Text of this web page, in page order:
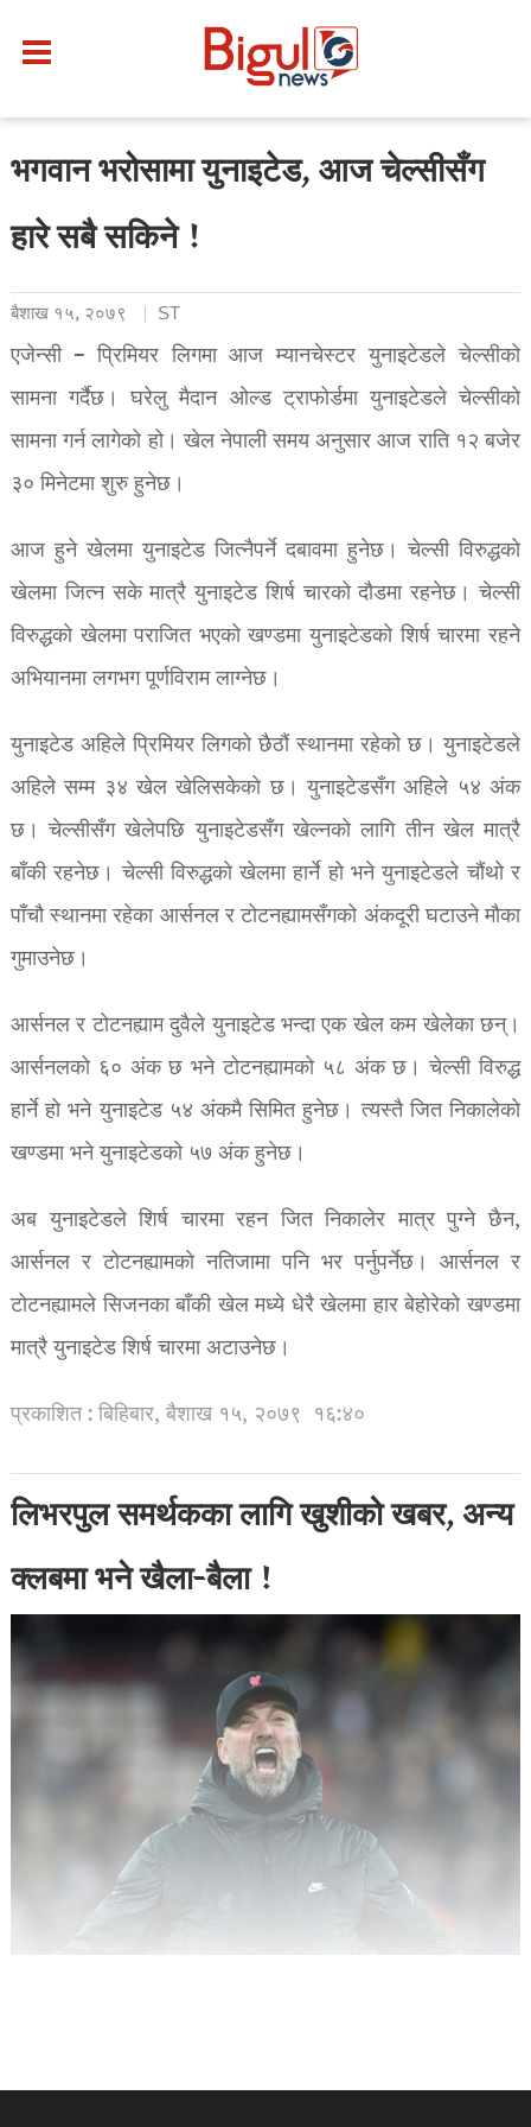
भगवान भरोसामा युनाइटेड, आज चेल्सीसँग
हारे सबै सकिने !
बैशाख १५, २०७९ ST
एजेन्सी – प्रिमियर लिगमा आज म्यानचेस्टर युनाइटेडले चेल्सीको
सामना गर्दैछ। घरेलु मैदान ओल्ड ट्राफोर्डमा युनाइटेडले चेल्सीको
सामना गर्न लागेको हो। खेल नेपाली समय अनुसार आज राति १२ बजेर
३० मिनेटमा शुरु हुनेछ।
आज हुने खेलमा युनाइटेड जित्नैपर्ने दबावमा हुनेछ। चेल्सी विरुद्धको
खेलमा जित्न सके मात्रै युनाइटेड शिर्ष चारको दौडमा रहनेछ। चेल्सी
विरुद्धको खेलमा पराजित भएको खण्डमा युनाइटेडको शिर्ष चारमा रहने
अभियानमा लगभग पूर्णविराम लाग्नेछ।
युनाइटेड अहिले प्रिमियर लिगको छैठौं स्थानमा रहेको छ। युनाइटेडले
अहिले सम्म ३४ खेल खेलिसकेको छ। युनाइटेडसँग अहिले ५४ अंक
छ। चेल्सीसँग खेलेपछि युनाइटेडसँग खेल्नको लागि तीन खेल मात्रै
बाँकी रहनेछ। चेल्सी विरुद्धको खेलमा हार्ने हो भने युनाइटेडले चौंथो र
पाँचौ स्थानमा रहेका आर्सनल र टोटनह्यामसँगको अंकदूरी घटाउने मौका
गुमाउनेछ।
आर्सनल र टोटनह्याम दुवैले युनाइटेड भन्दा एक खेल कम खेलेका छन्।
आर्सनलको ६० अंक छ भने टोटनह्यामको ५८ अंक छ। चेल्सी विरुद्ध
हार्ने हो भने युनाइटेड ५४ अंकमै सिमित हुनेछ। त्यस्तै जित निकालेको
खण्डमा भने युनाइटेडको ५७ अंक हुनेछ।
अब युनाइटेडले शिर्ष चारमा रहन जित निकालेर मात्र पुग्ने छैन,
आर्सनल र टोटनह्यामको नतिजामा पनि भर पर्नुपर्नेछ। आर्सनल र
टोटनह्यामले सिजनका बाँकी खेल मध्ये धेरै खेलमा हार बेहोरेको खण्डमा
मात्रै युनाइटेड शिर्ष चारमा अटाउनेछ।
प्रकाशित : बिहिबार, बैशाख १५, २०७९ १६:४०
लिभरपुल समर्थकका लागि खुशीको खबर, अन्य
क्लबमा भने खैला-बैला !